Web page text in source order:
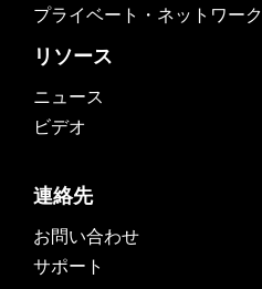
プライベート・ネットワーク
リソース
ニュース
ビデオ
連絡先
お問い合わせ
サポート